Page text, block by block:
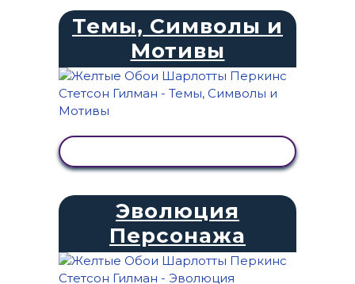
Темы, Символы и
Мотивы
Эволюция
Персонажа